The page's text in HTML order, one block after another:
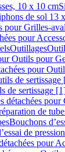
10 x 10 cm
de sol 13
pour Grilles-
pour
Outillages
Outils pour
pour
de sertissage
de sertissage
détachées
de
Bouchons
de pression
pour